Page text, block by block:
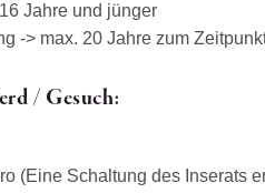
Jahre und jünger
-> max. 20 Jahre zum
/ Gesuch:
(Eine Schaltung des Inserats